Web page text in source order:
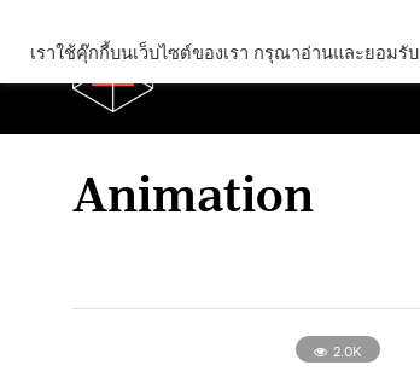
Animation
2.0K
เราใช้คุ๊กกี้บนเว็บไซต์ของเรา กรุณาอ่านและยอมรับ